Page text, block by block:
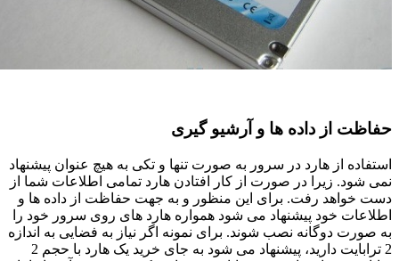
حفاظت از داده ها و آرشیو گیری
استفاده از هارد در سرور به صورت تنها و تکی به هیچ عنوان پیشنهاد
نمی شود. زیرا در صورت از کار افتادن هارد تمامی اطلاعات شما از
دست خواهد رفت. برای این منظور و به جهت حفاظت از داده ها و
اطلاعات خود پیشنهاد می شود همواره هارد های روی سرور خود را
به صورت دوگانه نصب شوند. برای نمونه اگر نیاز به فضایی به اندازه
2 ترابایت دارید، پیشنهاد می شود به جای خرید یک هارد با حجم 2